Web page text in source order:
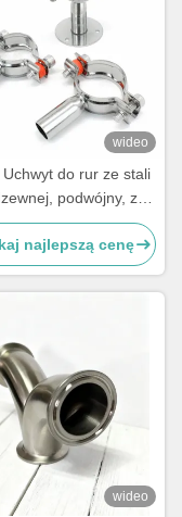
wideo
do rur ze stali
podwójny, ze
304, złączki
do rur
najlepszą cenę
wideo